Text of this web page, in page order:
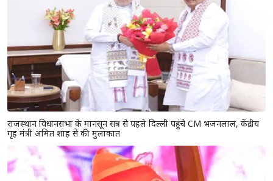
राजस्थान विधानसभा के मानसून सत्र से पहले दिल्ली पहुंचे CM भजनलाल, केंद्रीय
गृह मंत्री अमित शाह से की मुलाकात